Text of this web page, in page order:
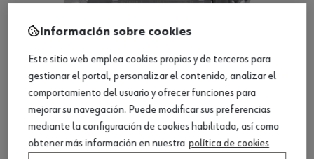
Juego de llaves de tubo boca doble 3 pz.
artic.
Información sobre cookies
Este sitio web emplea cookies propias y de terceros para
gestionar el portal, personalizar el contenido, analizar el
comportamiento del usuario y ofrecer funciones para
mejorar su navegación. Puede modificar sus preferencias
mediante la configuración de cookies habilitada, así como
obtener más información en nuestra política de cookies